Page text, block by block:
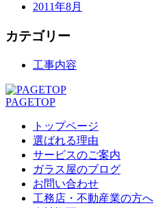
2011年8月
カテゴリー
工事内容
PAGETOP
トップページ
選ばれる理由
サービスのご案内
ガラス屋のブログ
お問い合わせ
工務店・不動産業の方へ